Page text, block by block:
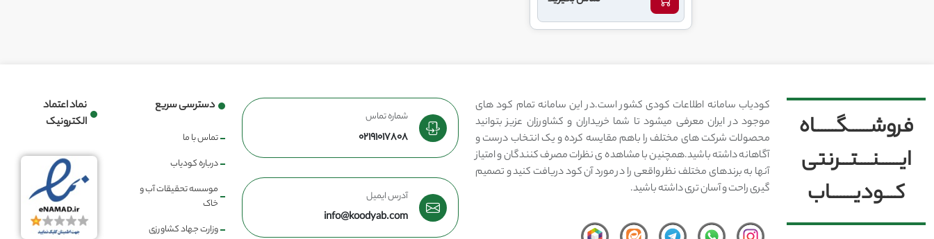
فروشــــــگــــــاه
ایــــــنــــتـــرنتی
کـــودیـــــــاب
کودیاب سامانه اطلاعات کودی کشور است.در این سامانه تمام کود های
موجود در ایران معرفی میشود تا شما خریداران و کشاورزان عزیز بتوانید
محصولات شرکت های مختلف را باهم مقایسه کرده و یک انتخاب درست و
آگاهانه داشته باشید.همچنین با مشاهده ی نظرات مصرف کنندگان و امتیاز
آنها به برندهای مختلف نظر واقعی را در مورد آن کود دریافت کنید و تصمیم
گیری راحت و آسان تری داشته باشید.
شماره تماس
02191017808
آدرس ایمیل
info@koodyab.com
دسترسی سریع
تماس با ما
درباره کودیاب
موسسه تحقیقات آب و
خاک
وزارت جهاد کشاورزی
نماد اعتماد
الکترونیک